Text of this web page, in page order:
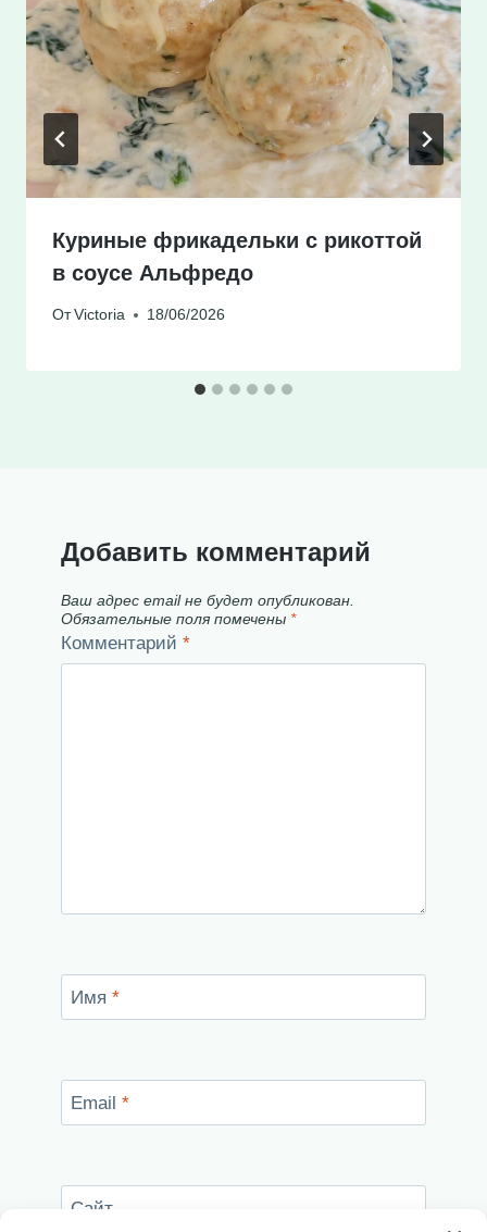
Куриные фрикадельки с рикоттой
в соусе Альфредо
От Victoria 18/06/2026
Добавить комментарий
Ваш адрес email не будет опубликован.
Обязательные поля помечены *
Комментарий *
Имя *
Email *
Сайт